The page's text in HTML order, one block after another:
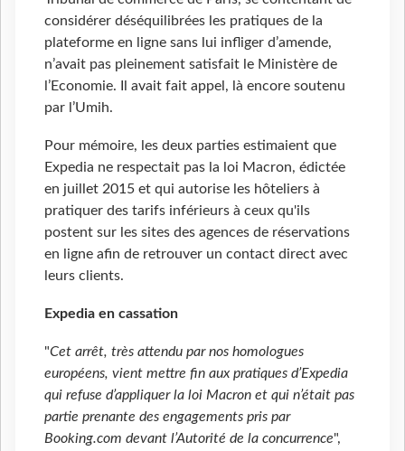
considérer déséquilibrées les pratiques de la
plateforme en ligne sans lui infliger d’amende,
n’avait pas pleinement satisfait le Ministère de
l’Economie. Il avait fait appel, là encore soutenu
par l’Umih.
Pour mémoire, les deux parties estimaient que
Expedia ne respectait pas la loi Macron, édictée
en juillet 2015 et qui autorise les hôteliers à
pratiquer des tarifs inférieurs à ceux qu'ils
postent sur les sites des agences de réservations
en ligne afin de retrouver un contact direct avec
leurs clients.
Expedia en cassation
"Cet arrêt, très attendu par nos homologues
européens, vient mettre fin aux pratiques d’Expedia
qui refuse d’appliquer la loi Macron et qui n’était pas
partie prenante des engagements pris par
Booking.com devant l’Autorité de la concurrence",